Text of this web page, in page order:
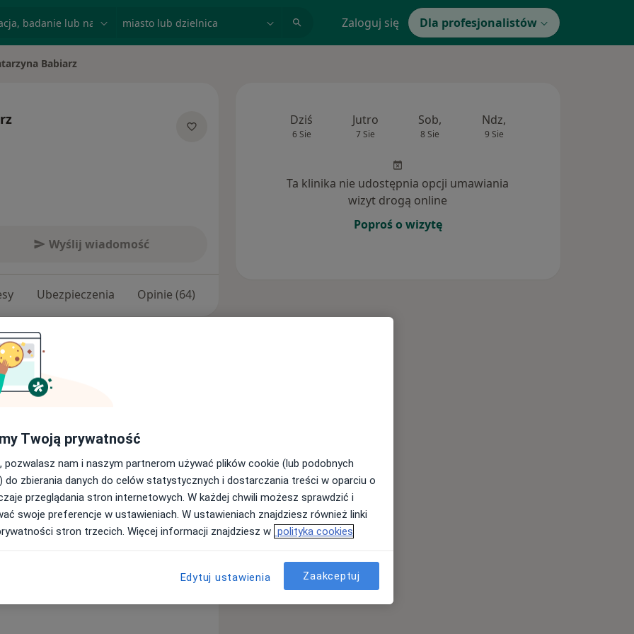
Zaloguj się Dla profesjonalistów
Babiarz
Wyślij wiadomość
Ubezpieczenia Opinie (64)
Uniwersytetu Medycznego w
dermatologicznych dzieci i
grzybicze, pasożytnicze)
skóry)
zmian skórnych oraz
i kriochirurgii w tym usuwanie
Systematycznie
i konferencjach związanych
z pacjentem opiera się na wiedzy
na skuteczne leczenie
skóry
Dziś
6 Sie
Jutro
7 Sie
Sob,
8 Sie
Ndz,
9 Sie
Ta klinika nie udostępnia opcji umawiania
wizyt drogą online
Poproś o wizytę
Twoją prywatność
pozwalasz nam i naszym partnerom używać plików cookie (lub podobnych
do zbierania danych do celów statystycznych i dostarczania treści w oparciu o
przeglądania stron internetowych. W każdej chwili możesz sprawdzić i
swoje preferencje w ustawieniach. W ustawieniach znajdziesz również linki
stron trzecich. Więcej informacji znajdziesz w polityka cookies
Edytuj ustawienia Zaakceptuj